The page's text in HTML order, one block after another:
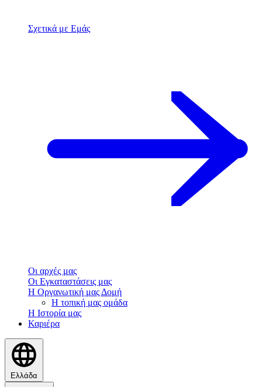
Σχετικά με Εμάς
Οι αρχές μας
Οι Εγκαταστάσεις μας
Η Οργανωτική μας Δομή
Η τοπική μας ομάδα
Η Ιστορία μας
Καριέρα
Ελλάδα